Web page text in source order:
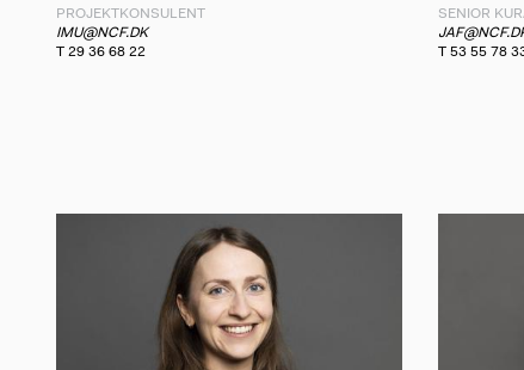
PROJEKTKONSULENT
IMU@NCF.DK
T 29 36 68 22
SENIOR
T 53 55 78